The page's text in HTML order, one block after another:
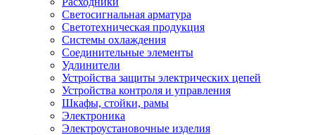
Светосигнальная арматура
Светотехническая продукция
Системы охлаждения
Соединительные элементы
Удлинители
Устройства защиты электрических цепей
Устройства контроля и управления
Шкафы, стойки, рамы
Электроника
Электроустановочные изделия